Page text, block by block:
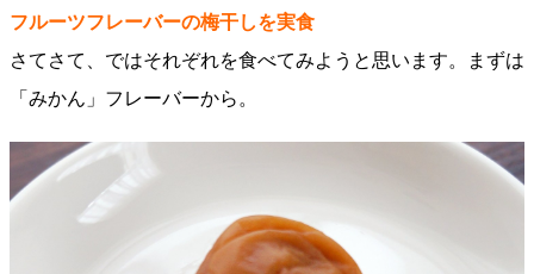
フルーツフレーバーの梅干しを実食
さてさて、ではそれぞれを食べてみようと思います。まずは
「みかん」フレーバーから。